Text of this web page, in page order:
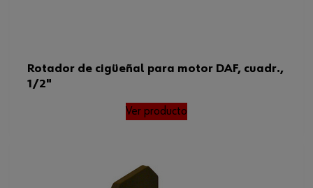
Rotador de cigüeñal para motor DAF, cuadr.,
1/2"
Ver producto